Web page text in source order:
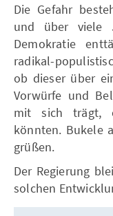
Die Gefahr
und über viele
Demokratie
radikal-
ob dieser über
Vorwürfe und
mit sich trägt,
könnten. Bukele
grüßen.
Der Regierung
solchen